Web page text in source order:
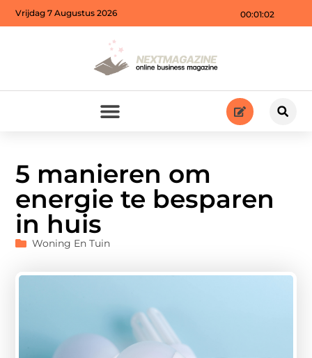
00:01:04
Vrijdag 7 Augustus 2026
5 manieren om
energie te besparen
in huis
Woning En Tuin